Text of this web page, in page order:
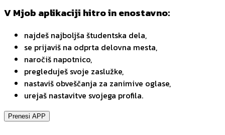
V Mjob aplikaciji hitro in enostavno:
najdeš najboljša študentska dela,
se prijaviš na odprta delovna mesta,
naročiš napotnico,
pregleduješ svoje zaslužke,
nastaviš obveščanja za zanimive oglase,
urejaš nastavitve svojega profila.
Prenesi APP